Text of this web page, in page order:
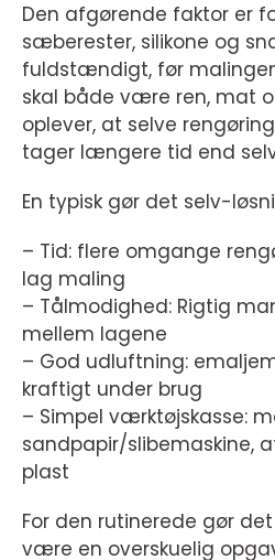
Den afgørende faktor er
sæberester, silikone og
fuldstændigt, før
skal både være ren, mat
oplever, at selve
tager længere tid end
En typisk gør det selv-
– Tid: flere omgange
lag maling
– Tålmodighed: Rigtig
mellem lagene
– God udluftning:
kraftigt under brug
– Simpel værktøjskasse:
sandpapir/slibemaskine,
plast
For den rutinerede gør
være en overskuelig